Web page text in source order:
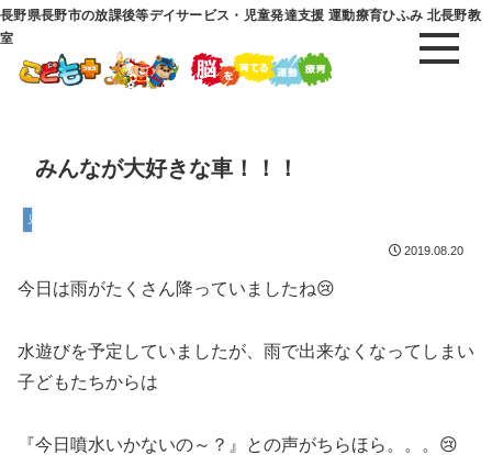
長野県長野市の放課後等デイサービス・児童発達支援 運動療育ひふみ 北長野教
室
みんなが大好きな車！！！
児童発達支援
2019.08.20
今日は雨がたくさん降っていましたね😢
水遊びを予定していましたが、雨で出来なくなってしまい
子どもたちからは
『今日噴水いかないの～？』との声がちらほら。。。😢